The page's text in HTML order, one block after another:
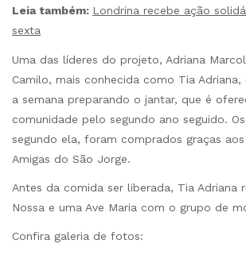
Leia também: Londrina recebe ação
sexta
Uma das líderes do projeto, Adriana
Camilo, mais conhecida como Tia Adriana,
a semana preparando o jantar, que é
comunidade pelo segundo ano seguido.
segundo ela, foram comprados graças
Amigas do São Jorge.
Antes da comida ser liberada, Tia Adriana
Nossa e uma Ave Maria com o grupo de
Confira galeria de fotos: